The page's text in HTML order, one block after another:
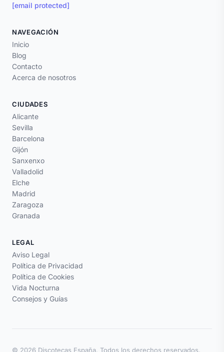
[email protected]
NAVEGACIÓN
Inicio
Blog
Contacto
Acerca de nosotros
CIUDADES
Alicante
Sevilla
Barcelona
Gijón
Sanxenxo
Valladolid
Elche
Madrid
Zaragoza
Granada
LEGAL
Aviso Legal
Política de Privacidad
Política de Cookies
Vida Nocturna
Consejos y Guías
© 2026 Discotecas España. Todos los derechos reservados.